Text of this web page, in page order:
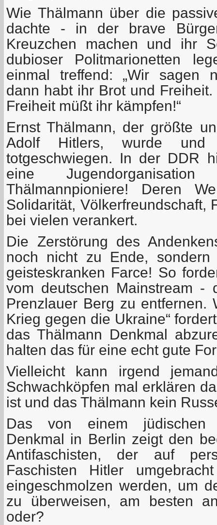
Wie Thälmann über die
dachte - in der brave
Kreuzchen machen und ihr
dubioser Politmarionetten
einmal treffend: „Wir sagen
dann habt ihr Brot und
Freiheit müßt ihr kämpfen!“
Ernst Thälmann, der größte
Adolf Hitlers, wurde
totgeschwiegen. In der DDR
eine
Thälmannpioniere! Deren
Solidarität, Völkerfreundschaft,
bei vielen verankert.
Die Zerstörung des
noch nicht zu Ende,
geisteskranken Farce! So
vom deutschen Mainstream -
Prenzlauer Berg zu entfernen.
Krieg gegen die Ukraine“
das Thälmann Denkmal
halten das für eine echt gute
Vielleicht kann irgend
Schwachköpfen mal erklären
ist und das Thälmann kein
Das von einem jüdischen
Denkmal in Berlin zeigt den
Antifaschisten, der auf
Faschisten Hitler
eingeschmolzen werden, um
zu überweisen, am besten
oder?